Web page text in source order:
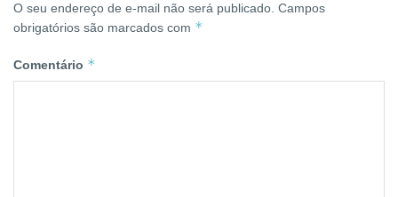
O seu endereço de e-mail não será publicado. Campos
obrigatórios são marcados com *
Comentário *